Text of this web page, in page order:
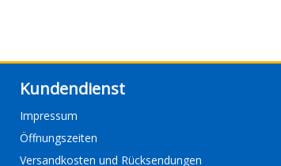
Kundendienst
Impressum
Öffnungszeiten
Versandkosten und Rücksendungen